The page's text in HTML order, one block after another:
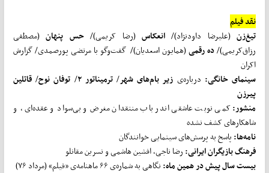
نقد فیلم
تیغ‌زن(علیرضا داودنژاد)/ انعکاس(رضا کریمی)/ حس پنهان(مصطفی
رزاق‌کریمی)/ده رقمی(همایون اسعدیان)/ گفت‌و‌گو با مرتضی پورصمدی/ گزارش
اکران
سینمای خانگی:درباره‌ی زیر بام‌های شهر/ ترمیناتور ۲ / توفان نوح/ قاتلین
پیرزن
منشور:کمی نوبت عاشقی اندر باب منتقدان مغرض و بی‌سواد و عقده‌ای، و
شاهکارهای کشف نشده
نامه‌ها:پاسخ‌ به پرسش‌‌های سینمایی خوانندگان
فرهنگ بازیگران ایرانی:رضا ناجی، افشین هاشمی و نسرین مقانلو
بیست سال پیش در همین ماه:نگاهی به شماره‌ی ۶۶ ماهنامه‌ی «فیلم» (مرداد ۷۶)